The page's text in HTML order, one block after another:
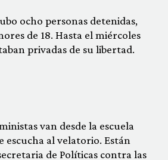
ocho personas detenidas,
de 18. Hasta el miércoles
privadas de su libertad.
van desde la escuela
escucha al velatorio. Están
de Políticas contra las